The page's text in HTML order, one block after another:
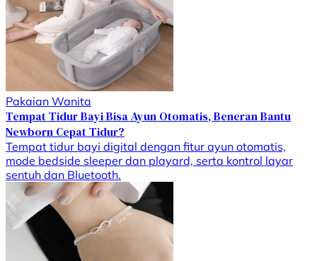
Pakaian Wanita
Tempat Tidur Bayi Bisa Ayun Otomatis, Beneran Bantu
Newborn Cepat Tidur?
Tempat tidur bayi digital dengan fitur ayun otomatis,
mode bedside sleeper dan playard, serta kontrol layar
sentuh dan Bluetooth.